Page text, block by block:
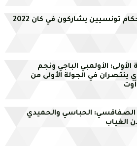
تونسيين يشاركون في كان 2022
الأولى: الأولمبي الباجي ونجم
ينتصران في الجولة الأولى من
أوت
الصفاقسي: الحباسي والحميدي
الغياب